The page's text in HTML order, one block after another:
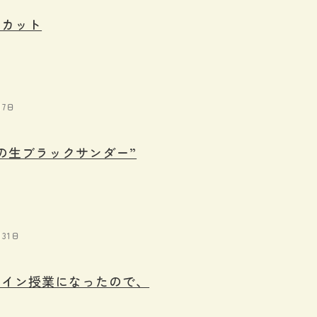
ット︎
日
生ブラックサンダー”
日
ン授業になったので、